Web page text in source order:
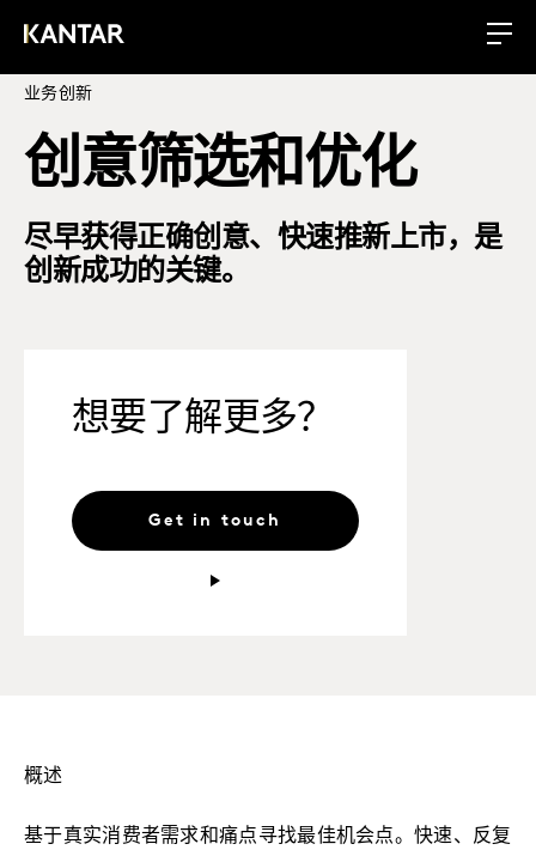
业务创新
创意筛选和优化
尽早获得正确创意、快速推新上市，是
创新成功的关键。
想要了解更多？
Get in touch
概述
基于真实消费者需求和痛点寻找最佳机会点。快速、反复